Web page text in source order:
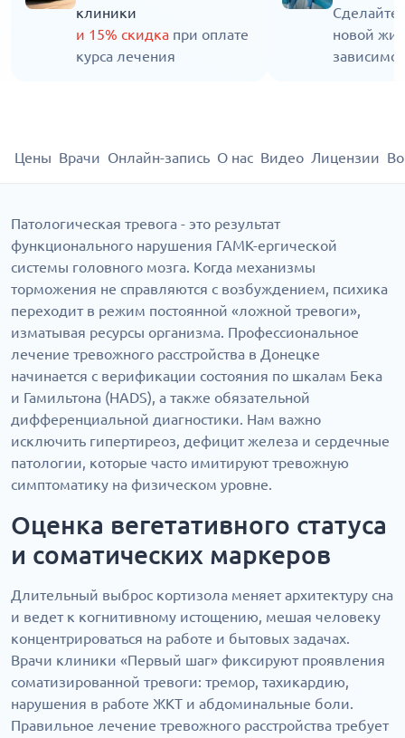
клиники
и 15% скидка при оплате
курса лечения
Сделайте
новой
Цены Врачи Онлайн-запись О нас Видео Лицензии
Патологическая тревога - это результат
функционального нарушения ГАМК-ергической
системы головного мозга. Когда механизмы
торможения не справляются с возбуждением, психика
переходит в режим постоянной «ложной тревоги»,
изматывая ресурсы организма. Профессиональное
лечение тревожного расстройства в Донецке
начинается с верификации состояния по шкалам Бека
и Гамильтона (HADS), а также обязательной
дифференциальной диагностики. Нам важно
исключить гипертиреоз, дефицит железа и сердечные
патологии, которые часто имитируют тревожную
симптоматику на физическом уровне.
Оценка вегетативного статуса
и соматических маркеров
Длительный выброс кортизола меняет архитектуру сна
и ведет к когнитивному истощению, мешая человеку
концентрироваться на работе и бытовых задачах.
Врачи клиники «Первый шаг» фиксируют проявления
соматизированной тревоги: тремор, тахикардию,
нарушения в работе ЖКТ и абдоминальные боли.
Правильное лечение тревожного расстройства требует